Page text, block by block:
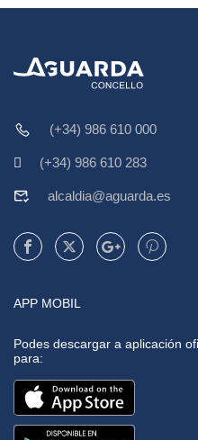
(+34) 986 610 000
(+34) 986 610 283
alcaldia@aguarda.es
APP MOBIL
Podes descargar a aplicación
para: